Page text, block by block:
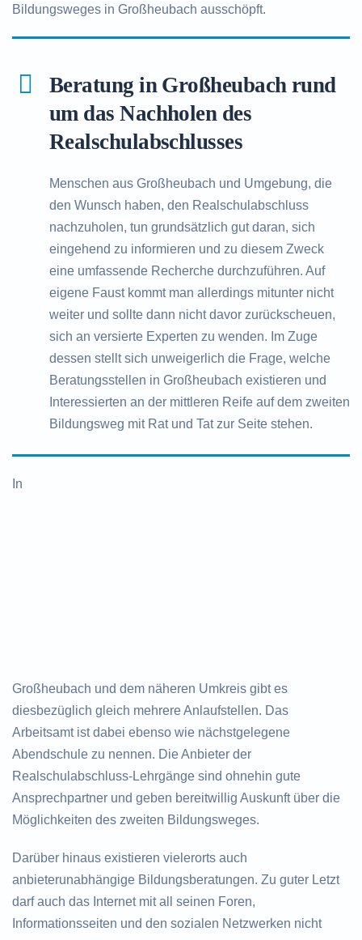
Bildungsweges in Großheubach ausschöpft.
Beratung in Großheubach rund
um das Nachholen des
Realschulabschlusses
Menschen aus Großheubach und Umgebung, die
den Wunsch haben, den Realschulabschluss
nachzuholen, tun grundsätzlich gut daran, sich
eingehend zu informieren und zu diesem Zweck
eine umfassende Recherche durchzuführen. Auf
eigene Faust kommt man allerdings mitunter nicht
weiter und sollte dann nicht davor zurückscheuen,
sich an versierte Experten zu wenden. Im Zuge
dessen stellt sich unweigerlich die Frage, welche
Beratungsstellen in Großheubach existieren und
Interessierten an der mittleren Reife auf dem zweiten
Bildungsweg mit Rat und Tat zur Seite stehen.
In
Großheubach und dem näheren Umkreis gibt es
diesbezüglich gleich mehrere Anlaufstellen. Das
Arbeitsamt ist dabei ebenso wie nächstgelegene
Abendschule zu nennen. Die Anbieter der
Realschulabschluss-Lehrgänge sind ohnehin gute
Ansprechpartner und geben bereitwillig Auskunft über die
Möglichkeiten des zweiten Bildungsweges.
Darüber hinaus existieren vielerorts auch
anbieterunabhängige Bildungsberatungen. Zu guter Letzt
darf auch das Internet mit all seinen Foren,
Informationsseiten und den sozialen Netzwerken nicht